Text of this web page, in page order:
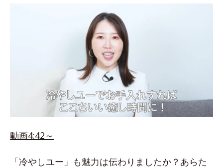
動画4:42～
「冷やしユー」も魅力は伝わりましたか？あらた